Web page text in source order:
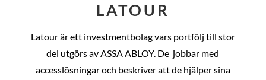
LATOUR
Latour är ett investmentbolag vars portfölj till stor
del utgörs av ASSA ABLOY. De jobbar med
accesslösningar och beskriver att de hjälper sina